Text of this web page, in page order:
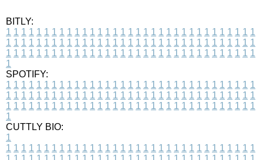
BITLY:
1 1 1 1 1 1 1 1 1 1 1 1 1 1 1 1 1 1 1 1 1 1 1 1 1 1 1 1 1 1 1 1 1
1 1 1 1 1 1 1 1 1 1 1 1 1 1 1 1 1 1 1 1 1 1 1 1 1 1 1 1 1 1 1 1 1
1 1 1 1 1 1 1 1 1 1 1 1 1 1 1 1 1 1 1 1 1 1 1 1 1 1 1 1 1 1 1 1 1
1
SPOTIFY:
1 1 1 1 1 1 1 1 1 1 1 1 1 1 1 1 1 1 1 1 1 1 1 1 1 1 1 1 1 1 1 1 1
1 1 1 1 1 1 1 1 1 1 1 1 1 1 1 1 1 1 1 1 1 1 1 1 1 1 1 1 1 1 1 1 1
1 1 1 1 1 1 1 1 1 1 1 1 1 1 1 1 1 1 1 1 1 1 1 1 1 1 1 1 1 1 1 1 1
1
CUTTLY BIO:
1
1 1 1 1 1 1 1 1 1 1 1 1 1 1 1 1 1 1 1 1 1 1 1 1 1 1 1 1 1 1 1 1 1